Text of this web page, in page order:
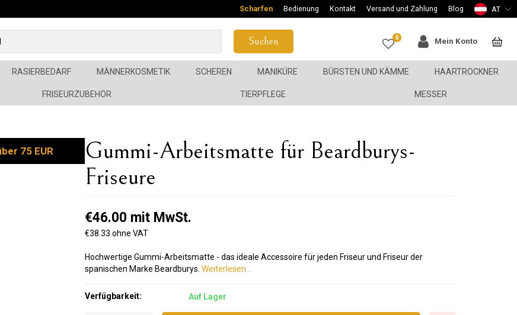
Scharfen Bedienung Kontakt Versand und Zahlung Blog AT
Suchen 0 Mein Konto
RASIERBEDARF MÄNNERKOSMETIK SCHEREN MANIKÜRE BÜRSTEN UND KÄMME HAARTROCKNER
FRISEURZUBEHÖR TIERPFLEGE MESSER
75 EUR
Gummi-Arbeitsmatte für Beardburys-
Friseure
€46.00 mit MwSt.
€38.33 ohne VAT
Hochwertige Gummi-Arbeitsmatte - das ideale Accessoire für jeden Friseur und Friseur der
spanischen Marke Beardburys.Weiterlesen ..
Verfügbarkeit: Auf Lager